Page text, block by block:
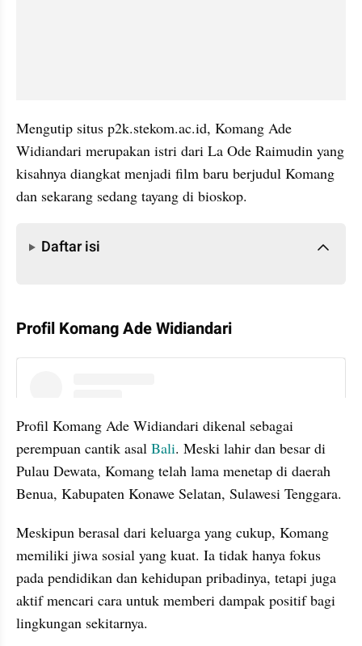
Mengutip situs p2k.stekom.ac.id, Komang Ade
Widiandari merupakan istri dari La Ode Raimudin yang
kisahnya diangkat menjadi film baru berjudul Komang
dan sekarang sedang tayang di bioskop.
Daftar isi
Profil Komang Ade Widiandari
Profil Komang Ade Widiandari dikenal sebagai
perempuan cantik asal Bali. Meski lahir dan besar di
Pulau Dewata, Komang telah lama menetap di daerah
Benua, Kabupaten Konawe Selatan, Sulawesi Tenggara.
Meskipun berasal dari keluarga yang cukup, Komang
memiliki jiwa sosial yang kuat. Ia tidak hanya fokus
pada pendidikan dan kehidupan pribadinya, tetapi juga
aktif mencari cara untuk memberi dampak positif bagi
lingkungan sekitarnya.